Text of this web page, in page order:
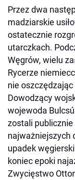
Przez dwa
madziarskie
ostatecznie
utarczkach.
Węgrów, wielu
Rycerze
nie
Dowodzący
wojewoda
zostali
najważniejszych
upadek
koniec epoki
Zwycięstwo